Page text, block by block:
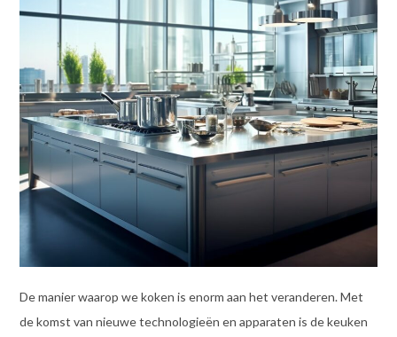
De manier waarop we koken is enorm aan het veranderen. Met
de komst van nieuwe technologieën en apparaten is de keuken